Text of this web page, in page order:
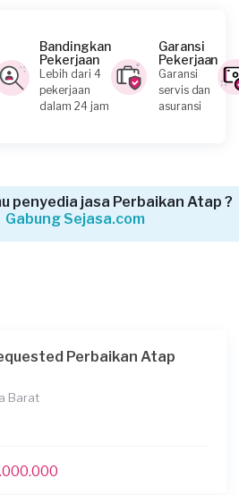
Barat
Bandingkan
Pekerjaan
Lebih dari 4
pekerjaan
dalam 24 jam
Garansi
Pekerjaan
Garansi
servis dan
asuransi
penyedia jasa Perbaikan Atap ?
Gabung Sejasa.com
Perbaikan Atap
Barat